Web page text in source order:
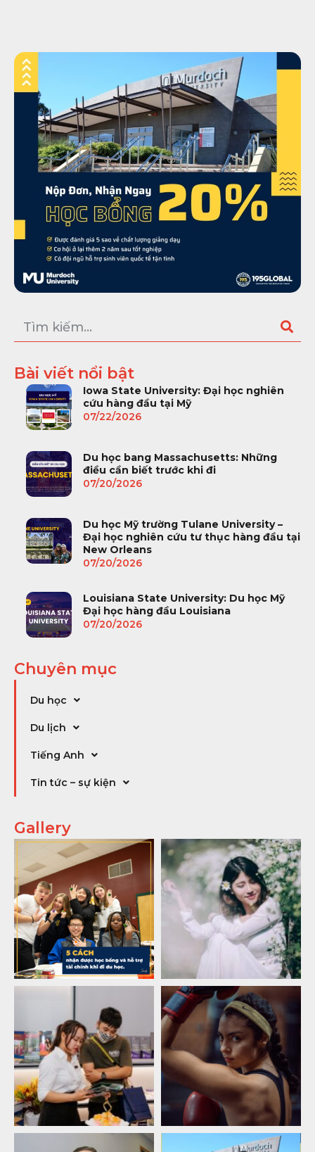
Bài viết nổi bật
Iowa State University: Đại học nghiên
cứu hàng đầu tại Mỹ
07/22/2026
Du học bang Massachusetts: Những
điều cần biết trước khi đi
07/20/2026
Du học Mỹ trường Tulane University –
Đại học nghiên cứu tư thục hàng đầu tại
New Orleans
07/20/2026
Louisiana State University: Du học Mỹ
Đại học hàng đầu Louisiana
07/20/2026
Chuyên mục
Du học
Du lịch
Tiếng Anh
Tin tức – sự kiện
Gallery